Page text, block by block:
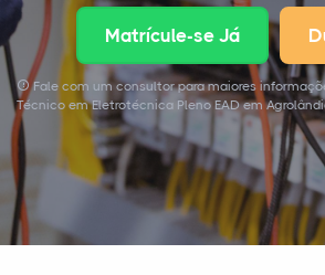
Matrícule-se Já
Fale com um consultor para maiores
Técnico em Eletrotécnica Pleno EAD em